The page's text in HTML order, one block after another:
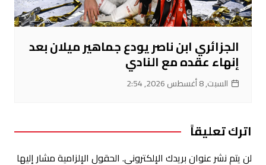
الجزائري ابن ناصر يودع جماهير ميلان بعد
إنهاء عقده مع النادي
السبت, 8 أغسطس 2026, 2:54
اترك تعليقاً
لن يتم نشر عنوان بريدك الإلكتروني. الحقول الإلزامية مشار إليها